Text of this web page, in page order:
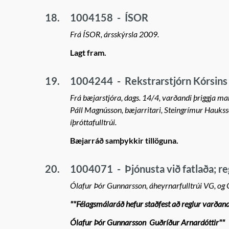
18. 1004158 - ÍSOR
Frá ÍSOR, ársskýrsla 2009.
Lagt fram.
19. 1004244 - Rekstrarstjórn Kórsins
Frá bæjarstjóra, dags. 14/4, varðandi þriggja
Páll Magnússon, bæjarritari, Steingrímur
íþróttafulltrúi.
Bæjarráð samþykkir tillöguna.
20. 1004071 - Þjónusta við fatlaða;
Ólafur Þór Gunnarsson, áheyrnarfulltrúi VG,
""Félagsmálaráð hefur staðfest að reglur
Ólafur Þór Gunnarsson Guðríður Arnardóttir""